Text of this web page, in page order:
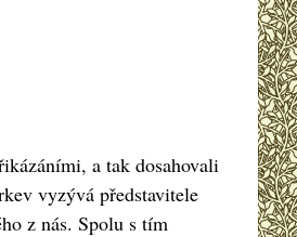
a tak dosahovali
vyzývá představitele
z nás. Spolu s tím